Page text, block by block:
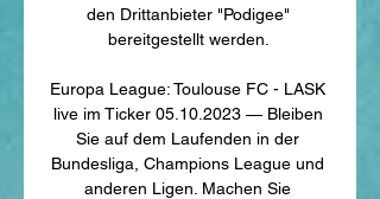
den Drittanbieter "Podigee"
bereitgestellt werden.
Europa League: Toulouse FC - LASK
live im Ticker 05.10.2023 — Bleiben
Sie auf dem Laufenden in der
Bundesliga, Champions League und
anderen Ligen. Machen Sie